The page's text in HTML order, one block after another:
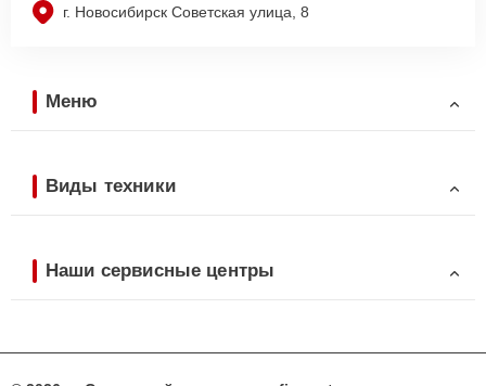
г. Новосибирск Советская улица, 8
Меню
Виды техники
Наши сервисные центры